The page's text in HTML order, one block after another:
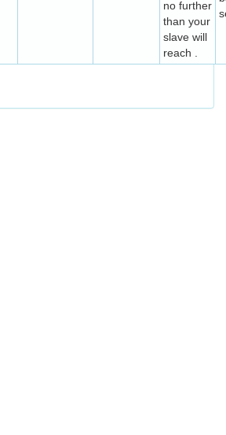
no further
than your
slave will
reach .